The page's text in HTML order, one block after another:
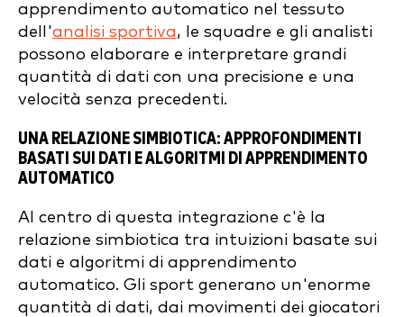
apprendimento automatico nel tessuto
dell'analisi sportiva, le squadre e gli analisti
possono elaborare e interpretare grandi
quantità di dati con una precisione e una
velocità senza precedenti.
UNA RELAZIONE SIMBIOTICA: APPROFONDIMENTI
BASATI SUI DATI E ALGORITMI DI APPRENDIMENTO
AUTOMATICO
Al centro di questa integrazione c'è la
relazione simbiotica tra intuizioni basate sui
dati e algoritmi di apprendimento
automatico. Gli sport generano un'enorme
quantità di dati, dai movimenti dei giocatori